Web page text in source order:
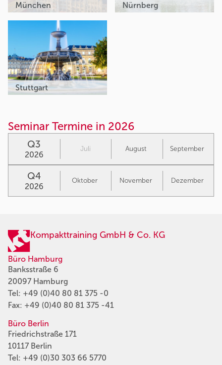
München Nürnberg
Stuttgart
Seminar Termine in 2026
Q3
2026
Juli August September
Q4
2026
Oktober November Dezember
Kompakttraining GmbH & Co. KG
Büro Hamburg
Banksstraße 6
20097 Hamburg
Tel: +49 (0)40 80 81 375 -0
Fax: +49 (0)40 80 81 375 -41
Büro Berlin
Friedrichstraße 171
10117 Berlin
Tel: +49 (0)30 303 66 5770